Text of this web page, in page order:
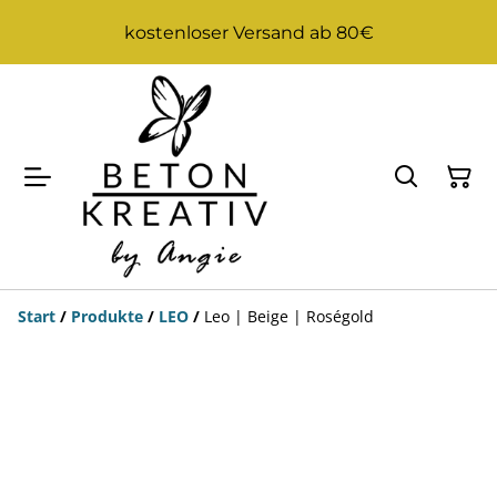
kostenloser Versand ab 80€
Start / Produkte / LEO / Leo | Beige | Roségold